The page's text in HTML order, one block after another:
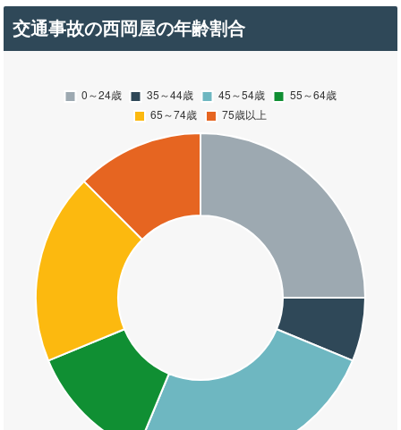
交通事故の西岡屋の年齢割合